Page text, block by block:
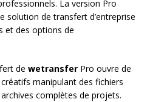
La version Pro
solution de transfert d’entreprise
et des options de
de wetransfer Pro ouvre de
manipulant des fichiers
complètes de projets.